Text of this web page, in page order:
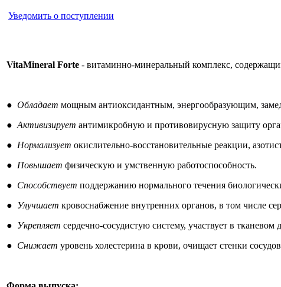
Уведомить о поступлении
VitaMineral Forte - витаминно-минеральный комплекс,
● Обладает мощным антиоксидантным, энергообразующим,
● Активизирует антимикробную и противовирусную защиту
● Нормализует окислительно-восстановительные реакции,
● Повышает физическую и умственную работоспособность.
● Способствует поддержанию нормального течения
● Улучшает кровоснабжение внутренних органов, в том числе
● Укрепляет сердечно-сосудистую систему, участвует в
● Снижает уровень холестерина в крови, очищает стенки